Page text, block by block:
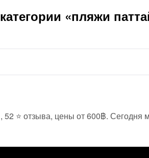
«пляжи
⭐ отзыва, цены от 600฿. Сегодня